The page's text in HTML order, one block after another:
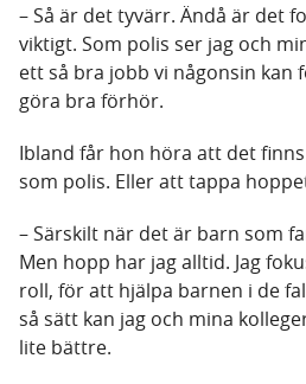
– Så är det tyvärr. Ändå är det
viktigt. Som polis ser jag och
ett så bra jobb vi någonsin kan
göra bra förhör.
Ibland får hon höra att det
som polis. Eller att tappa
– Särskilt när det är barn som
Men hopp har jag alltid. Jag
roll, för att hjälpa barnen i de
så sätt kan jag och mina
lite bättre.